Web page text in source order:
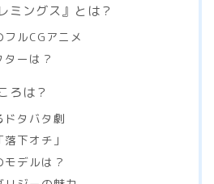
ミングス』とは？
ルCGアニメ
ーは？
ろは？
ドタバタ劇
下オチ」
モデルは？